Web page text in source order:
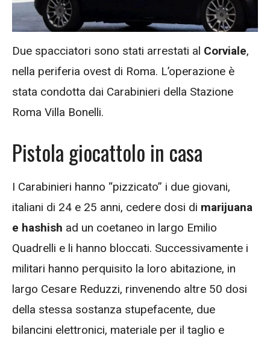
Due spacciatori sono stati arrestati al Corviale,
nella periferia ovest di Roma. L’operazione è
stata condotta dai Carabinieri della Stazione
Roma Villa Bonelli.
Pistola giocattolo in casa
I Carabinieri hanno “pizzicato” i due giovani,
italiani di 24 e 25 anni, cedere dosi di marijuana
e hashish ad un coetaneo in largo Emilio
Quadrelli e li hanno bloccati. Successivamente i
militari hanno perquisito la loro abitazione, in
largo Cesare Reduzzi, rinvenendo altre 50 dosi
della stessa sostanza stupefacente, due
bilancini elettronici, materiale per il taglio e